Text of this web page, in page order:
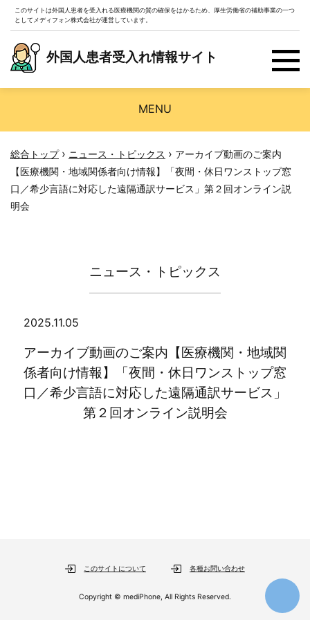
このサイトは外国人患者を受入れる医療機関の質の確保をはかるため、厚生労働省の補助事業の一つ
としてメディフォン株式会社が運営しています。
外国人患者受入れ情報サイト
MENU
総合トップ › ニュース・トピックス › アーカイブ動画のご案内
【医療機関・地域関係者向け情報】「夜間・休日ワンストップ窓
口／希少言語に対応した遠隔通訳サービス」第２回オンライン説
明会
ニュース・トピックス
2025.11.05
アーカイブ動画のご案内【医療機関・地域関
係者向け情報】「夜間・休日ワンストップ窓
口／希少言語に対応した遠隔通訳サービス」
第２回オンライン説明会
Copyright © mediPhone, All Rights Reserved.
このサイトについて 各種お問い合わせ